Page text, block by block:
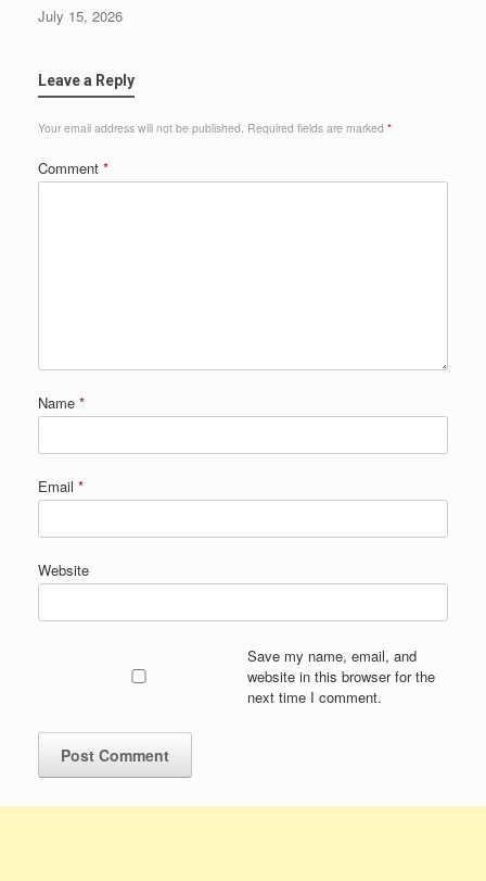
July 15, 2026
Leave a Reply
Your email address will not be published. Required fields are marked *
Comment *
Name *
Email *
Website
Save my name, email, and
website in this browser for the
next time I comment.